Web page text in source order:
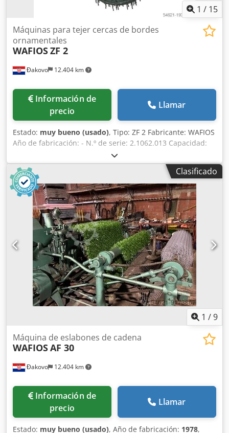
1 / 15
Đakovo 12.404 km
Máquinas para tejer cercas de bordes
ornamentales
WAFIOSZF 2
Información de
precio
Llamar
Estado: muy bueno (usado), Tipo: ZF 2 Fabricante: WAFIOS
Año de fabricación: - N.º de serie: 2.1062.013 Capacidad:
45 hilos de trama/min = 3,712 m Diámetro del hilo lineal:
Núcleo: 1,6 mm / Diámetro exterior: 2,6 mm Diámetro del
hilo de trama: Núcleo: 2,6 mm / Diámetro exterior: 3,6 mm
Resistencia a la tracción: 600 – 700 N/mm² Número de
vueltas de los 3 hilos de línea: Paso de engarce: 19,14 mm
Espaciado de hilos lineales: 153 mm Espaciado de hilos de
trama: 82,5 mm Altura máx. de trenza: 1.250 mm Estado
de la(s) máquina(s): Usada, desmontada Dkodpfx Aowr
Akcog Tjr
Clasificado
1 /9
Đakovo 12.404 km
Máquina de eslabones de cadena
WAFIOSAF 30
Información de
precio
Llamar
Estado: muy bueno (usado), Año de fabricación: 1978,